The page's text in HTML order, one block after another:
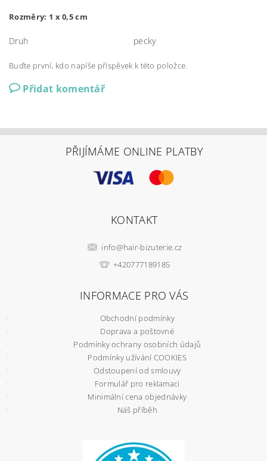
Rozměry: 1 x 0,5 cm
Druh pecky
Buďte první, kdo napíše příspěvek k této položce.
Přidat komentář
PŘIJÍMÁME ONLINE PLATBY
KONTAKT
info@hair-bizuterie.cz
+420777189185
INFORMACE PRO VÁS
Obchodní podmínky
Doprava a poštovné
Podmínky ochrany osobních údajů
Podmínky užívání COOKIES
Odstoupení od smlouvy
Formulář pro reklamaci
Minimální cena objednávky
Náš příběh